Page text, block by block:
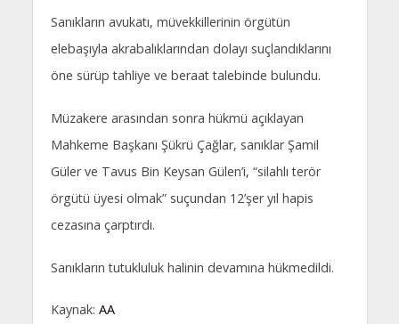
Sanıkların avukatı, müvekkillerinin örgütün
elebaşıyla akrabalıklarından dolayı suçlandıklarını
öne sürüp tahliye ve beraat talebinde bulundu.
Müzakere arasından sonra hükmü açıklayan
Mahkeme Başkanı Şükrü Çağlar, sanıklar Şamil
Güler ve Tavus Bin Keysan Gülen’i, “silahlı terör
örgütü üyesi olmak” suçundan 12’şer yıl hapis
cezasına çarptırdı.
Sanıkların tutukluluk halinin devamına hükmedildi.
Kaynak: AA